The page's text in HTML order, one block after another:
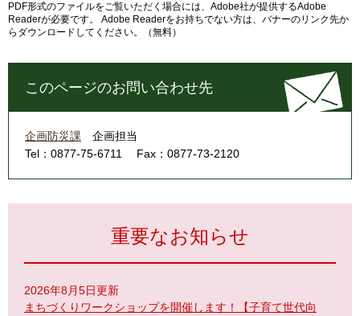
PDF形式のファイルをご覧いただく場合には、Adobe社が提供するAdobe
Readerが必要です。
Adobe Readerをお持ちでない方は、バナーのリンク先か
らダウンロードしてください。（無料）
このページのお問い合わせ先
企画防災課
企画担当
Tel：0877-75-6711
Fax：0877-73-2120
重要なお知らせ
2026年8月5日更新
まちづくりワークショップを開催します！【子育て世代向